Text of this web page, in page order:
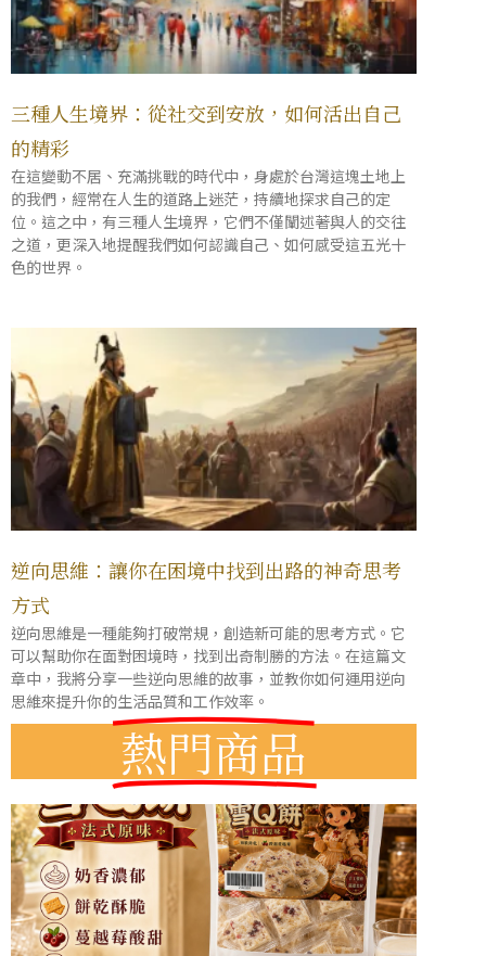
三種人生境界：從社交到安放，如何活出自己
的精彩
在這變動不居、充滿挑戰的時代中，身處於台灣這塊土地上
的我們，經常在人生的道路上迷茫，持續地探求自己的定
位。這之中，有三種人生境界，它們不僅闡述著與人的交往
之道，更深入地提醒我們如何認識自己、如何感受這五光十
色的世界。
逆向思維：讓你在困境中找到出路的神奇思考
方式
逆向思維是一種能夠打破常規，創造新可能的思考方式。它
可以幫助你在面對困境時，找到出奇制勝的方法。在這篇文
章中，我將分享一些逆向思維的故事，並教你如何運用逆向
思維來提升你的生活品質和工作效率。
熱門商品